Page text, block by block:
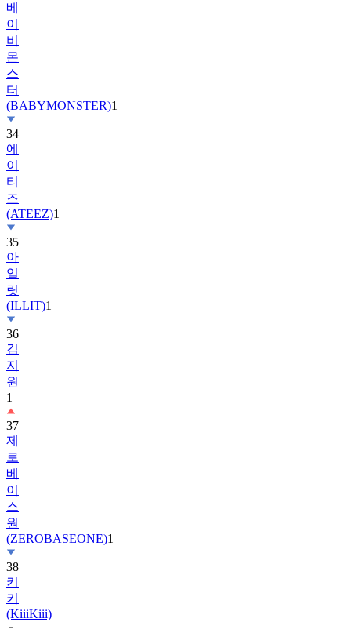
베
이
비
몬
스
터
(BABYMONSTER)1
34
에
이
티
즈
(ATEEZ)1
35
아
일
릿
(ILLIT)1
36
김
지
원
1
37
제
로
베
이
스
원
(ZEROBASEONE)1
38
키
키
(KiiiKiii)